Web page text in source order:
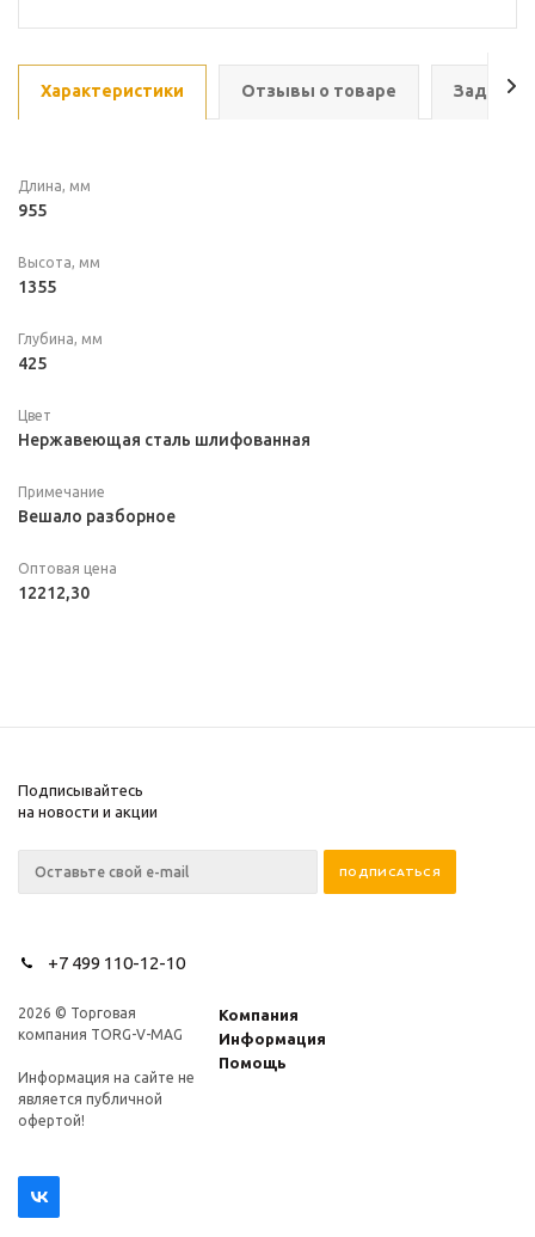
Характеристики Отзывы о товаре Задать
Длина, мм
955
Высота, мм
1355
Глубина, мм
425
Цвет
Нержавеющая сталь шлифованная
Примечание
Вешало разборное
Оптовая цена
12212,30
Подписывайтесь
на новости и акции
+7 499 110-12-10
2026 © Торговая
компания TORG-V-MAG
Информация на сайте не
является публичной
офертой!
Компания
Информация
Помощь